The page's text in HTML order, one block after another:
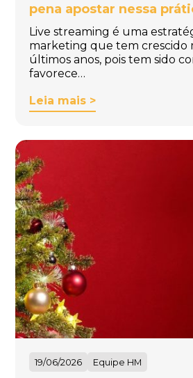
pena apostar nessa
Live streaming é uma
marketing que tem crescido
últimos anos, pois tem sido
favorece…
Leia mais >
19/06/2026 Equipe HM